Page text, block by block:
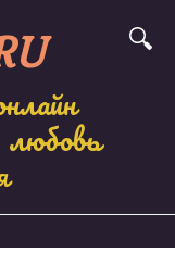
любовь